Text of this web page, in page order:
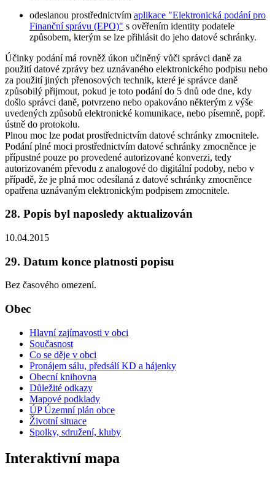
odeslanou prostřednictvím aplikace "Elektronická podání pro
Finanční správu (EPO)" s ověřením identity podatele
způsobem, kterým se lze přihlásit do jeho datové schránky.
Účinky podání má rovněž úkon učiněný vůči správci daně za
použití datové zprávy bez uznávaného elektronického podpisu nebo
za použití jiných přenosových technik, které je správce daně
způsobilý přijmout, pokud je toto podání do 5 dnů ode dne, kdy
došlo správci daně, potvrzeno nebo opakováno některým z výše
uvedených způsobů elektronické komunikace, nebo písemně, popř.
ústně do protokolu.
Plnou moc lze podat prostřednictvím datové schránky zmocnitele.
Podání plné moci prostřednictvím datové schránky zmocněnce je
přípustné pouze po provedené autorizované konverzi, tedy
autorizovaném převodu z analogové do digitální podoby, nebo v
případě, že je plná moc odesílaná z datové schránky zmocněnce
opatřena uznávaným elektronickým podpisem zmocnitele.
28. Popis byl naposledy aktualizován
10.04.2015
29. Datum konce platnosti popisu
Bez časového omezení.
Obec
Hlavní zajímavosti v obci
Současnost
Co se děje v obci
Pronájem sálu, předsálí KD a hájenky
Obecní knihovna
Důležité odkazy
Mapové podklady
ÚP Územní plán obce
Životní situace
Spolky, sdružení, kluby
Interaktivní mapa